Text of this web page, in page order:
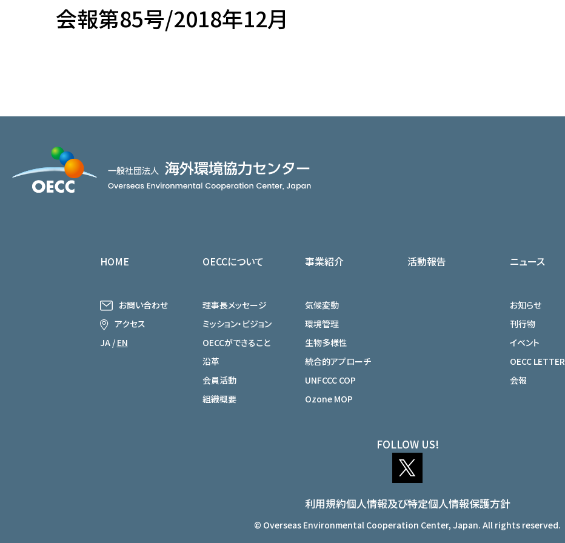
会報第85号/2018年12月
HOME
お問い合わせ
アクセス
JA/ EN
OECCについて
理事長メッセージ
ミッション・ビジョン
OECCができること
沿革
会員活動
組織概要
事業紹介
気候変動
環境管理
生物多様性
統合的アプローチ
UNFCCC COP
Ozone MOP
活動報告 ニュース
お知らせ
刊行物
イベント
OECC LETTER
会報
FOLLOW US!
利用規約個人情報及び特定個人情報保護方針
© Overseas Environmental Cooperation Center, Japan. All rights reserved.